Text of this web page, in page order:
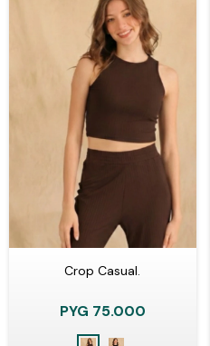
Crop Casual.
PYG 75.000